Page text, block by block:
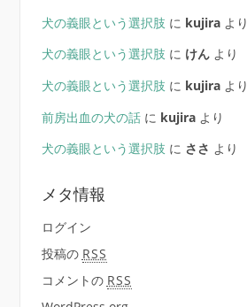
犬の義眼という選択肢 に kujiraより
犬の義眼という選択肢 に けんより
犬の義眼という選択肢 に kujiraより
前房出血の犬の話に kujiraより
犬の義眼という選択肢 に ささ より
メタ情報
ログイン
投稿の RSS
コメントの RSS